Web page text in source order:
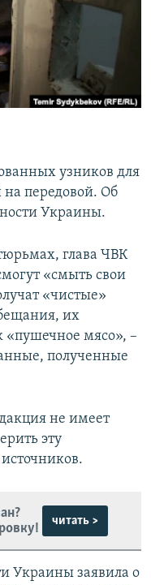
узников для
передовой. Об
Украины.
глава ЧВК
«смыть свои
«чистые»
их
«пушечное мясо», –
полученные
не имеет
эту
читать >
Украины заявила о